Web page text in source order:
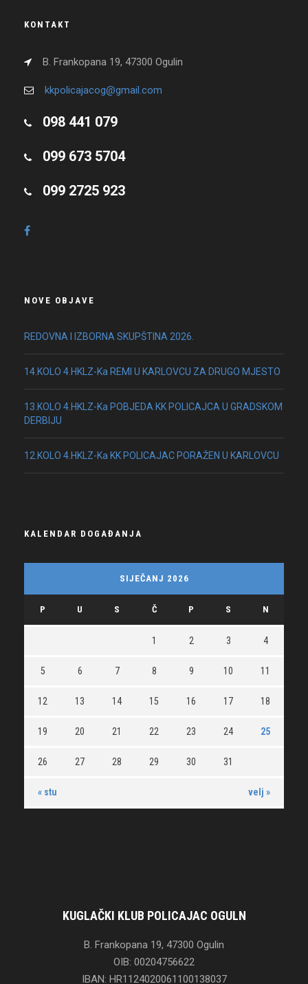
KONTAKT
B. Frankopana 19, 47300 Ogulin
kkpolicajacog@gmail.com
098 441 079
099 673 5704
099 2725 923
NOVE OBJAVE
REDOVNA I IZBORNA SKUPŠTINA 2026.
14.KOLO 4.HKLZ-Ka REMI U KARLOVCU ZA DRUGO MJESTO
13.KOLO 4.HKLZ-Ka POBJEDA KK POLICAJCA U GRADSKOM
DERBIJU
12.KOLO 4.HKLZ-Ka KK POLICAJAC PORAŽEN U KARLOVCU
KALENDAR DOGAĐANJA
SIJEČANJ 2026
P U S Č P S N
« stu velj »
1 2 3 4
5 6 7 8 9 10 11
12 13 14 15 16 17 18
19 20 21 22 23 24 25
26 27 28 29 30 31
KUGLAČKI KLUB POLICAJAC OGULN
B. Frankopana 19, 47300 Ogulin
OIB: 00204756622
IBAN: HR1124020061100138037